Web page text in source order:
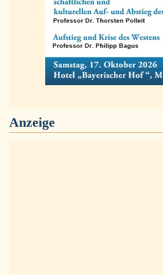
Anzeige